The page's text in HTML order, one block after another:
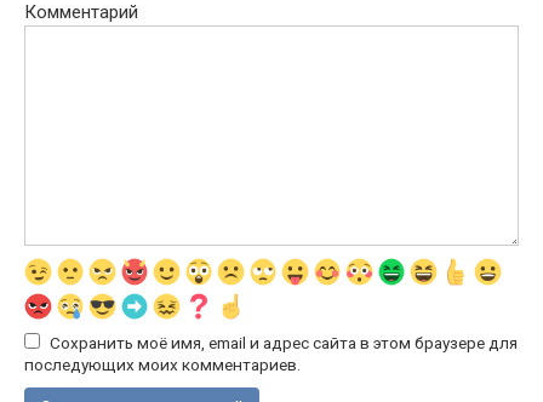
Комментарий
Сохранить моё имя, email и адрес сайта в этом браузере для
последующих моих комментариев.